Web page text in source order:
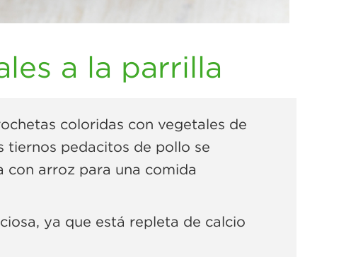
a la parrilla
coloridas con vegetales de
tiernos pedacitos de pollo se
con arroz para una comida
ya que está repleta de calcio